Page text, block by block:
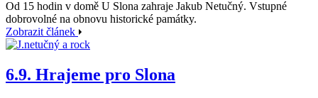
Od 15 hodin v domě U Slona zahraje Jakub Netučný. Vstupné
dobrovolné na obnovu historické památky.
Zobrazit článek
6.9. Hrajeme pro Slona